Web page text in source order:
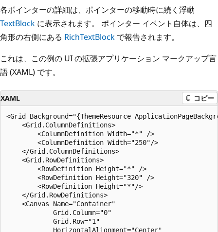
各ポインターの詳細は、ポインターの移動時に続く浮動
TextBlock に表示されます。 ポインター イベント自体は、四
角形の右側にある RichTextBlock で報告されます。
これは、この例の UI の拡張アプリケーション マークアップ言
語 (XAML) です。
XAML コピー
<Grid Background="{ThemeResource
    <Grid.ColumnDefinitions>
        <ColumnDefinition Width="*" />
        <ColumnDefinition Width="250"/>
    </Grid.ColumnDefinitions>
    <Grid.RowDefinitions>
        <RowDefinition Height="*" />
        <RowDefinition Height="320" />
        <RowDefinition Height="*"/>
    </Grid.RowDefinitions>
    <Canvas Name="Container"
            Grid.Column="0"
            Grid.Row="1"
            HorizontalAlignment="Center"